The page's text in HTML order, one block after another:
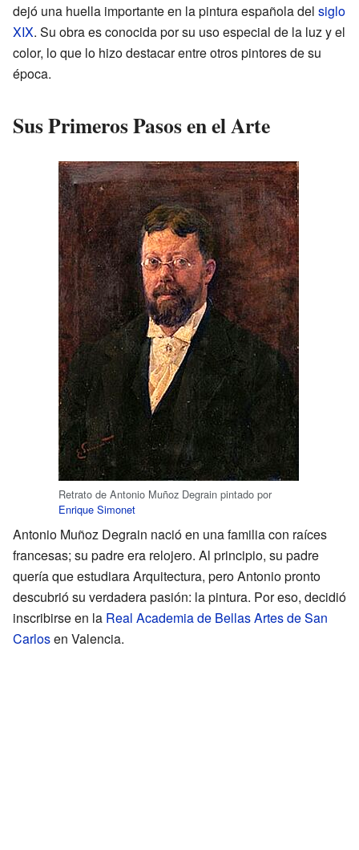
dejó una huella importante en la pintura española del siglo
XIX. Su obra es conocida por su uso especial de la luz y el
color, lo que lo hizo destacar entre otros pintores de su
época.
Sus Primeros Pasos en el Arte
Retrato de Antonio Muñoz Degrain pintado por
Enrique Simonet
Antonio Muñoz Degrain nació en una familia con raíces
francesas; su padre era relojero. Al principio, su padre
quería que estudiara Arquitectura, pero Antonio pronto
descubrió su verdadera pasión: la pintura. Por eso, decidió
inscribirse en la Real Academia de Bellas Artes de San
Carlosen Valencia.